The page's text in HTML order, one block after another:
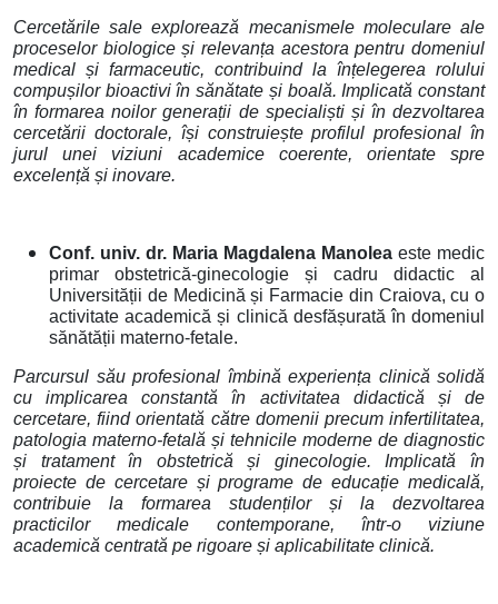
Cercetările sale explorează mecanismele moleculare ale
proceselor biologice și relevanța acestora pentru domeniul
medical și farmaceutic, contribuind la înțelegerea rolului
compușilor bioactivi în sănătate și boală. Implicată constant
în formarea noilor generații de specialiști și în dezvoltarea
cercetării doctorale, își construiește profilul profesional în
jurul unei viziuni academice coerente, orientate spre
excelență și inovare.
Conf. univ. dr. Maria Magdalena Manolea este medic
primar obstetrică-ginecologie și cadru didactic al
Universității de Medicină și Farmacie din Craiova, cu o
activitate academică și clinică desfășurată în domeniul
sănătății materno-fetale.
Parcursul său profesional îmbină experiența clinică solidă
cu implicarea constantă în activitatea didactică și de
cercetare, fiind orientată către domenii precum infertilitatea,
patologia materno-fetală și tehnicile moderne de diagnostic
și tratament în obstetrică și ginecologie. Implicată în
proiecte de cercetare și programe de educație medicală,
contribuie la formarea studenților și la dezvoltarea
practicilor medicale contemporane, într-o viziune
academică centrată pe rigoare și aplicabilitate clinică.